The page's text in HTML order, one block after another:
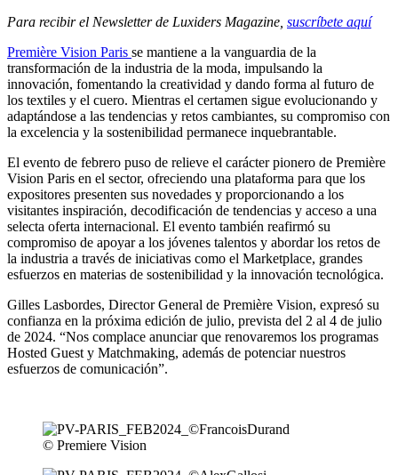
Para recibir el Newsletter de Luxiders Magazine, suscríbete aquí
Première Vision Paris se mantiene a la vanguardia de la
transformación de la industria de la moda, impulsando la
innovación, fomentando la creatividad y dando forma al futuro de
los textiles y el cuero. Mientras el certamen sigue evolucionando y
adaptándose a las tendencias y retos cambiantes, su compromiso con
la excelencia y la sostenibilidad permanece inquebrantable.
El evento de febrero puso de relieve el carácter pionero de Première
Vision Paris en el sector, ofreciendo una plataforma para que los
expositores presenten sus novedades y proporcionando a los
visitantes inspiración, decodificación de tendencias y acceso a una
selecta oferta internacional. El evento también reafirmó su
compromiso de apoyar a los jóvenes talentos y abordar los retos de
la industria a través de iniciativas como el Marketplace, grandes
esfuerzos en materias de sostenibilidad y la innovación tecnológica.
Gilles Lasbordes, Director General de Première Vision, expresó su
confianza en la próxima edición de julio, prevista del 2 al 4 de julio
de 2024. “Nos complace anunciar que renovaremos los programas
Hosted Guest y Matchmaking, además de potenciar nuestros
esfuerzos de comunicación”.
© Premiere Vision